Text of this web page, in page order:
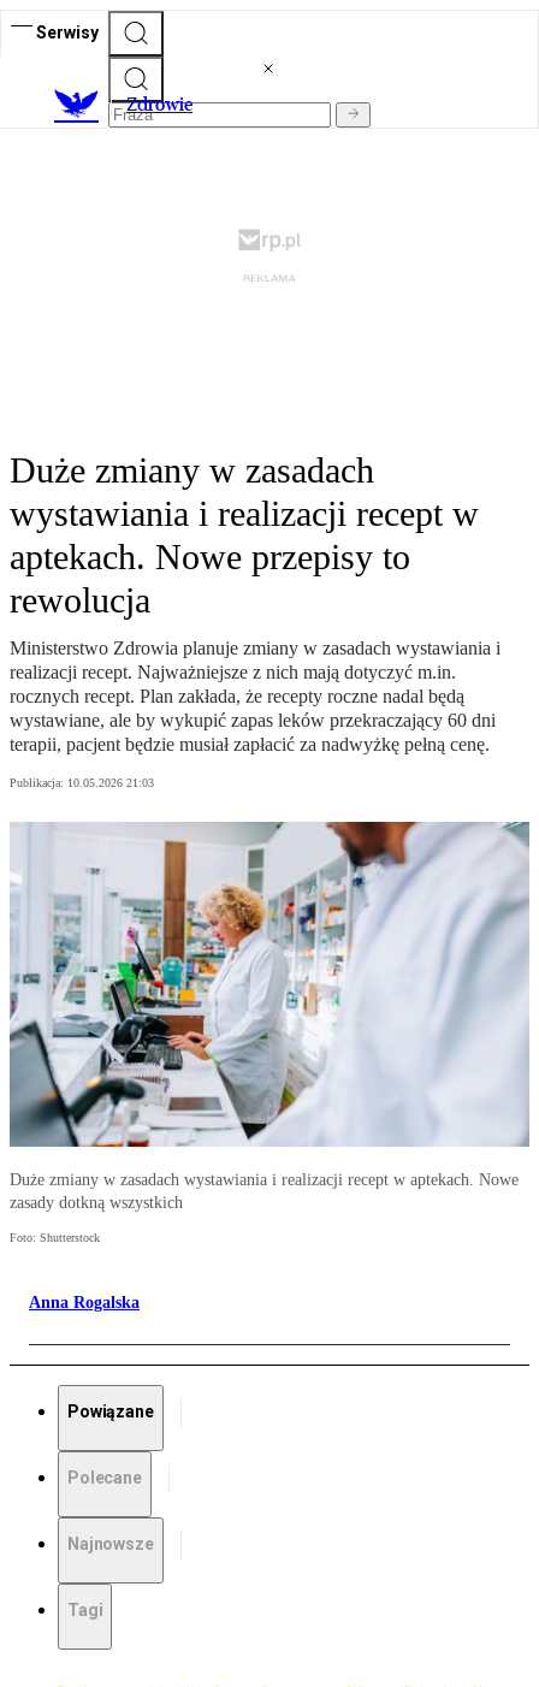
Serwisy
Zdrowie
Duże zmiany w zasadach
wystawiania i realizacji recept w
aptekach. Nowe przepisy to
rewolucja
Ministerstwo Zdrowia planuje zmiany w zasadach wystawiania i
realizacji recept. Najważniejsze z nich mają dotyczyć m.in.
rocznych recept. Plan zakłada, że recepty roczne nadal będą
wystawiane, ale by wykupić zapas leków przekraczający 60 dni
terapii, pacjent będzie musiał zapłacić za nadwyżkę pełną cenę.
Publikacja: 10.05.2026 21:03
Duże zmiany w zasadach wystawiania i realizacji recept w aptekach. Nowe
zasady dotkną wszystkich
Foto: Shutterstock
Anna Rogalska
Powiązane
Polecane
Najnowsze
Tagi